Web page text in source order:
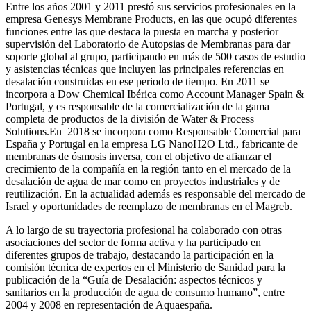
Entre los años 2001 y 2011 prestó sus servicios profesionales en la
empresa Genesys Membrane Products, en las que ocupó diferentes
funciones entre las que destaca la puesta en marcha y posterior
supervisión del Laboratorio de Autopsias de Membranas para dar
soporte global al grupo, participando en más de 500 casos de estudio
y asistencias técnicas que incluyen las principales referencias en
desalación construidas en ese periodo de tiempo. En 2011 se
incorpora a Dow Chemical Ibérica como Account Manager Spain &
Portugal, y es responsable de la comercialización de la gama
completa de productos de la división de Water & Process
Solutions.En 2018 se incorpora como Responsable Comercial para
España y Portugal en la empresa LG NanoH2O Ltd., fabricante de
membranas de ósmosis inversa, con el objetivo de afianzar el
crecimiento de la compañía en la región tanto en el mercado de la
desalación de agua de mar como en proyectos industriales y de
reutilización. En la actualidad además es responsable del mercado de
Israel y oportunidades de reemplazo de membranas en el Magreb.
A lo largo de su trayectoria profesional ha colaborado con otras
asociaciones del sector de forma activa y ha participado en
diferentes grupos de trabajo, destacando la participación en la
comisión técnica de expertos en el Ministerio de Sanidad para la
publicación de la “Guía de Desalación: aspectos técnicos y
sanitarios en la producción de agua de consumo humano”, entre
2004 y 2008 en representación de Aquaespaña.